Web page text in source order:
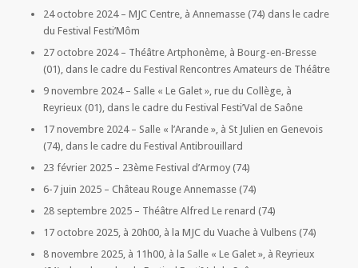
24 octobre 2024 – MJC Centre, à Annemasse (74) dans le cadre
du Festival Festi’Môm
27 octobre 2024 – Théâtre Artphonème, à Bourg-en-Bresse
(01), dans le cadre du Festival Rencontres Amateurs de Théâtre
9 novembre 2024 – Salle « Le Galet », rue du Collège, à
Reyrieux (01), dans le cadre du Festival Festi’Val de Saône
17 novembre 2024 – Salle « l’Arande », à St Julien en Genevois
(74), dans le cadre du Festival Antibrouillard
23 février 2025 – 23ème Festival d’Armoy (74)
6-7 juin 2025 – Château Rouge Annemasse (74)
28 septembre 2025 – Théâtre Alfred Le renard (74)
17 octobre 2025, à 20h00, à la MJC du Vuache à Vulbens (74)
8 novembre 2025, à 11h00, à la Salle « Le Galet », à Reyrieux